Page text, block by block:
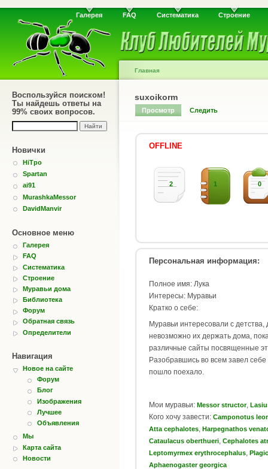
Галерея FAQ Систематика Строение
Воспользуйся поиском!
Ты найдешь ответы на
99% своих вопросов.
Новички
HiTpo
Spartan
ai91
MurashkaMessor
DavidManvir
Основное меню
Галерея
FAQ
Систематика
Строение
Муравьи дома
Библиотека
Форум
Обратная связь
Определители
Навигация
Новое на сайте
Форум
Блог
Изображения
Лучшее
Объявления
Мы
Карта сайта
Новости
Главная
suxoikorm
Просмотр Следить
OFFLINE
2 1 0
Персональная информация:
Полное имя: Лука
Интересы: Муравьи
Кратко о себе:
Муравьи интересовали с детства,
невозможно их держать дома,
различные сайты посвященные
Разобравшись во всем завел
пошло поехало.
Мои муравьи: Messor structor,
Кого хочу завести: Camponotus
Atta cephalotes Harpegnathos
Cataulacus oberthueri Cephalotes
Leptomyrmex erythrocephalus
Aphaenogaster georgica